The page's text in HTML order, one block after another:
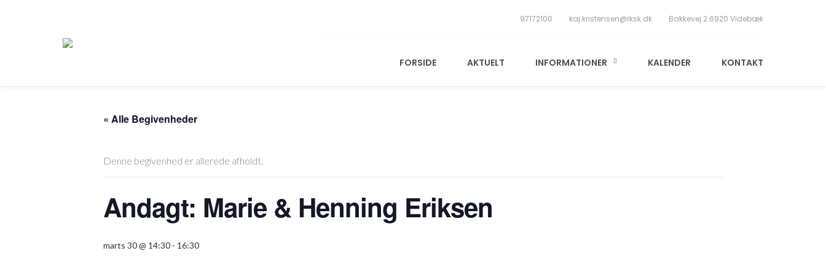
97172100 kaj.kristensen@rksk.dk Bakkevej 2 6920 Videbæk
FORSIDE AKTUELT INFORMATIONER KALENDER KONTAKT
« Alle Begivenheder
Denne begivenhed er allerede afholdt.
Andagt: Marie & Henning Eriksen
marts 30 @ 14:30 - 16:30